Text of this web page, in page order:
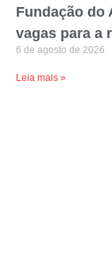
Fundação do
vagas para a
6 de agosto de 2026
Leia mais »